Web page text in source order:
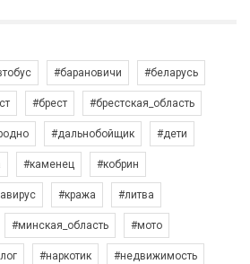
#барановичи #беларусь
#брест #брестская_область
#дальнобойщик #дети
#каменец #кобрин
#кража #литва
#минская_область #мото
#наркотик #недвижимость